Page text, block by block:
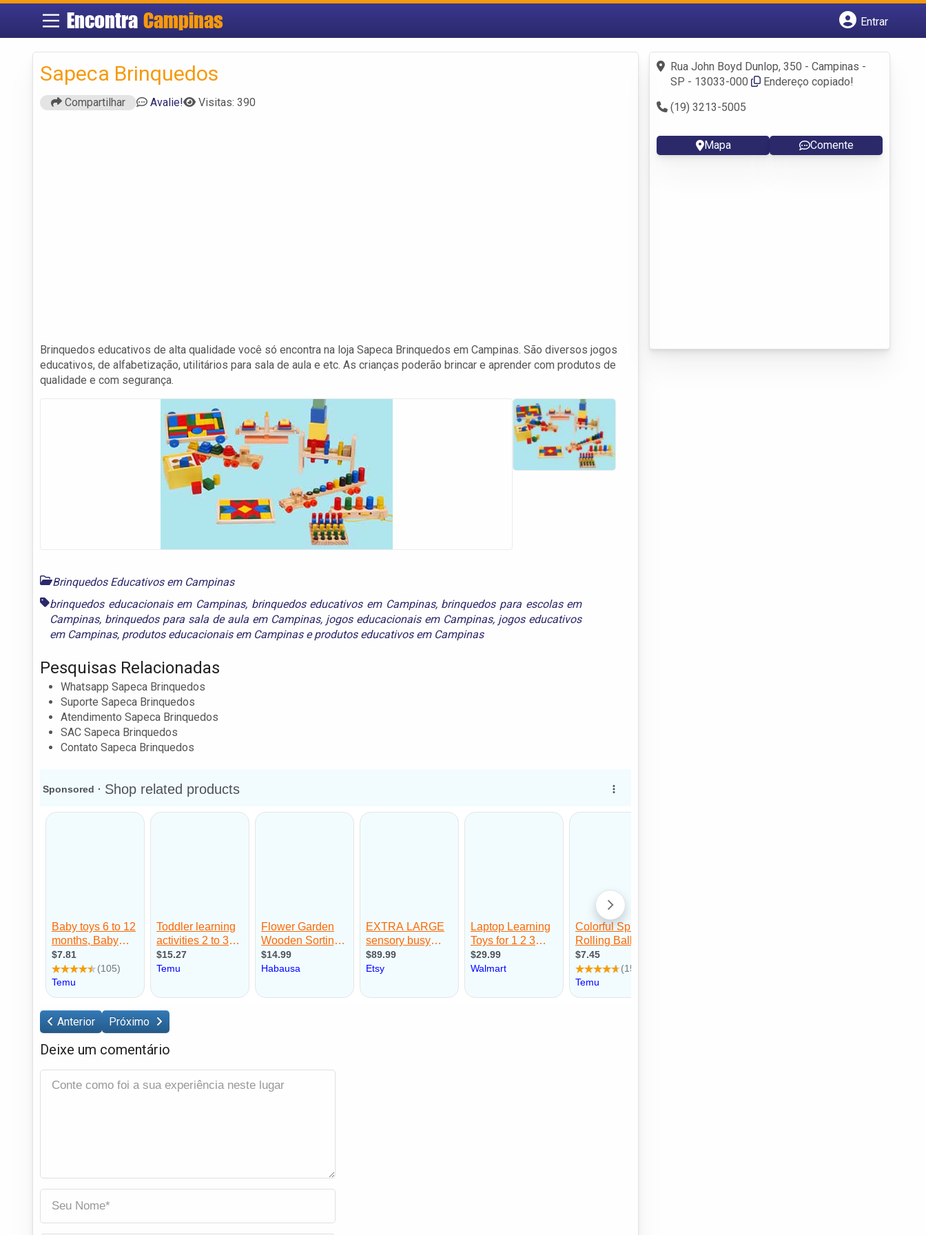
EncontraCampinas
Entrar
Fazer login
Criar conta
Sapeca Brinquedos
Compartilhar Avalie! Visitas: 390
Brinquedos educativos de alta qualidade você só encontra na loja Sapeca Brinquedos em Campinas. São diversos jogos
educativos, de alfabetização, utilitários para sala de aula e etc. As crianças poderão brincar e aprender com produtos de
qualidade e com segurança.
Brinquedos Educativos em Campinas
brinquedos educacionais em Campinas, brinquedos educativos em Campinas, brinquedos para escolas em
Campinas, brinquedos para sala de aula em Campinas, jogos educacionais em Campinas, jogos educativos
em Campinas, produtos educacionais em Campinaseprodutos educativos em Campinas
Pesquisas Relacionadas
Whatsapp Sapeca Brinquedos
Suporte Sapeca Brinquedos
Atendimento Sapeca Brinquedos
SAC Sapeca Brinquedos
Contato Sapeca Brinquedos
Anterior Próximo
Deixe um comentário
Rua John Boyd Dunlop, 350 - Campinas -
SP - 13033-000
Endereço copiado!
(19) 3213-5005
Mapa Comente